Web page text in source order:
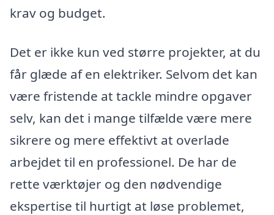
krav og budget.
Det er ikke kun ved større projekter, at du
får glæde af en elektriker. Selvom det kan
være fristende at tackle mindre opgaver
selv, kan det i mange tilfælde være mere
sikrere og mere effektivt at overlade
arbejdet til en professionel. De har de
rette værktøjer og den nødvendige
ekspertise til hurtigt at løse problemet,